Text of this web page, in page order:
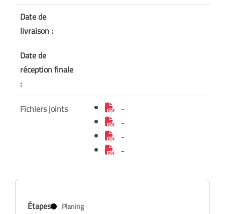
Date de
livraison :
Date de
réception finale
:
Fichiers joints
-
-
-
-
Étapes Planing